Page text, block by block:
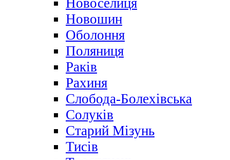
Новоселиця
Новошин
Оболоння
Поляниця
Раків
Рахиня
Слобода-Болехівська
Солуків
Старий Мізунь
Тисів